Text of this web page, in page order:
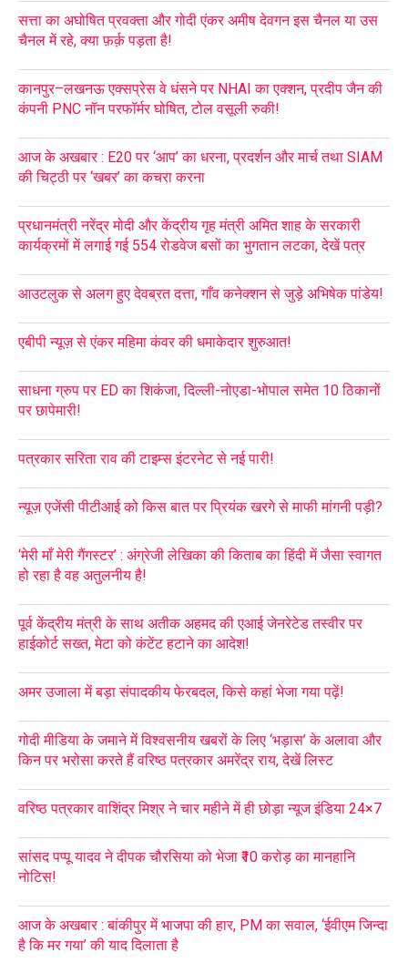
सत्ता का अघोषित प्रवक्ता और गोदी एंकर अमीष देवगन इस चैनल या उस
चैनल में रहे, क्या फ़र्क़ पड़ता है!
कानपुर–लखनऊ एक्सप्रेस वे धंसने पर NHAI का एक्शन, प्रदीप जैन की
कंपनी PNC नॉन परफॉर्मर घोषित, टोल वसूली रुकी!
आज के अखबार : E20 पर ‘आप’ का धरना, प्रदर्शन और मार्च तथा SIAM
की चिट्ठी पर ‘खबर’ का कचरा करना
प्रधानमंत्री नरेंद्र मोदी और केंद्रीय गृह मंत्री अमित शाह के सरकारी
कार्यक्रमों में लगाई गई 554 रोडवेज बसों का भुगतान लटका, देखें पत्र
आउटलुक से अलग हुए देवब्रत दत्ता, गाँव कनेक्शन से जुड़े अभिषेक पांडेय!
एबीपी न्यूज़ से एंकर महिमा कंवर की धमाकेदार शुरुआत!
साधना ग्रुप पर ED का शिकंजा, दिल्ली-नोएडा-भोपाल समेत 10 ठिकानों
पर छापेमारी!
पत्रकार सरिता राव की टाइम्स इंटरनेट से नई पारी!
न्यूज़ एजेंसी पीटीआई को किस बात पर प्रियंक खरगे से माफी मांगनी पड़ी?
‘मेरी माँ मेरी गैंगस्टर’ : अंग्रेजी लेखिका की किताब का हिंदी में जैसा स्वागत
हो रहा है वह अतुलनीय है!
पूर्व केंद्रीय मंत्री के साथ अतीक अहमद की एआई जेनरेटेड तस्वीर पर
हाईकोर्ट सख्त, मेटा को कंटेंट हटाने का आदेश!
अमर उजाला में बड़ा संपादकीय फेरबदल, किसे कहां भेजा गया पढ़ें!
गोदी मीडिया के जमाने में विश्वसनीय खबरों के लिए ‘भड़ास’ के अलावा और
किन पर भरोसा करते हैं वरिष्ठ पत्रकार अमरेंद्र राय, देखें लिस्ट
वरिष्ठ पत्रकार वाशिंद्र मिश्र ने चार महीने में ही छोड़ा न्यूज इंडिया 24×7
सांसद पप्पू यादव ने दीपक चौरसिया को भेजा ₹10 करोड़ का मानहानि
नोटिस!
आज के अखबार : बांकीपुर में भाजपा की हार, PM का सवाल, ‘ईवीएम जिन्दा
है कि मर गया’ की याद दिलाता है